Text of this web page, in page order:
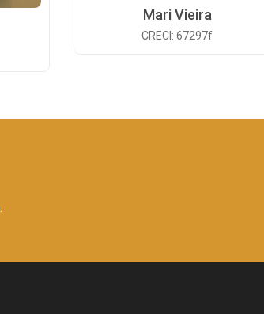
Mari Vieira
CRECI: 67297f